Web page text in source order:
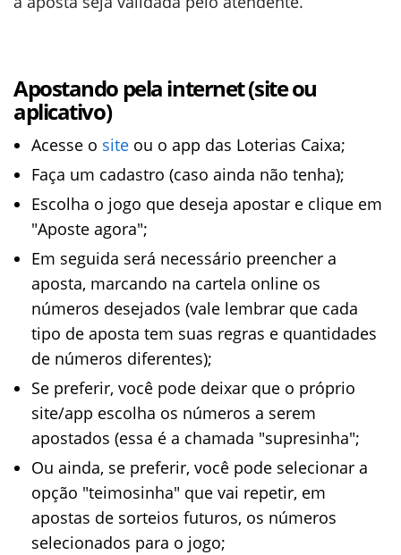
Apostando pela internet (site ou
aplicativo)
Acesse o site ou o app das Loterias Caixa;
Faça um cadastro (caso ainda não tenha);
Escolha o jogo que deseja apostar e clique em
"Aposte agora";
Em seguida será necessário preencher a
aposta, marcando na cartela online os
números desejados (vale lembrar que cada
tipo de aposta tem suas regras e quantidades
de números diferentes);
Se preferir, você pode deixar que o próprio
site/app escolha os números a serem
apostados (essa é a chamada "supresinha";
Ou ainda, se preferir, você pode selecionar a
opção "teimosinha" que vai repetir, em
apostas de sorteios futuros, os números
selecionados para o jogo;